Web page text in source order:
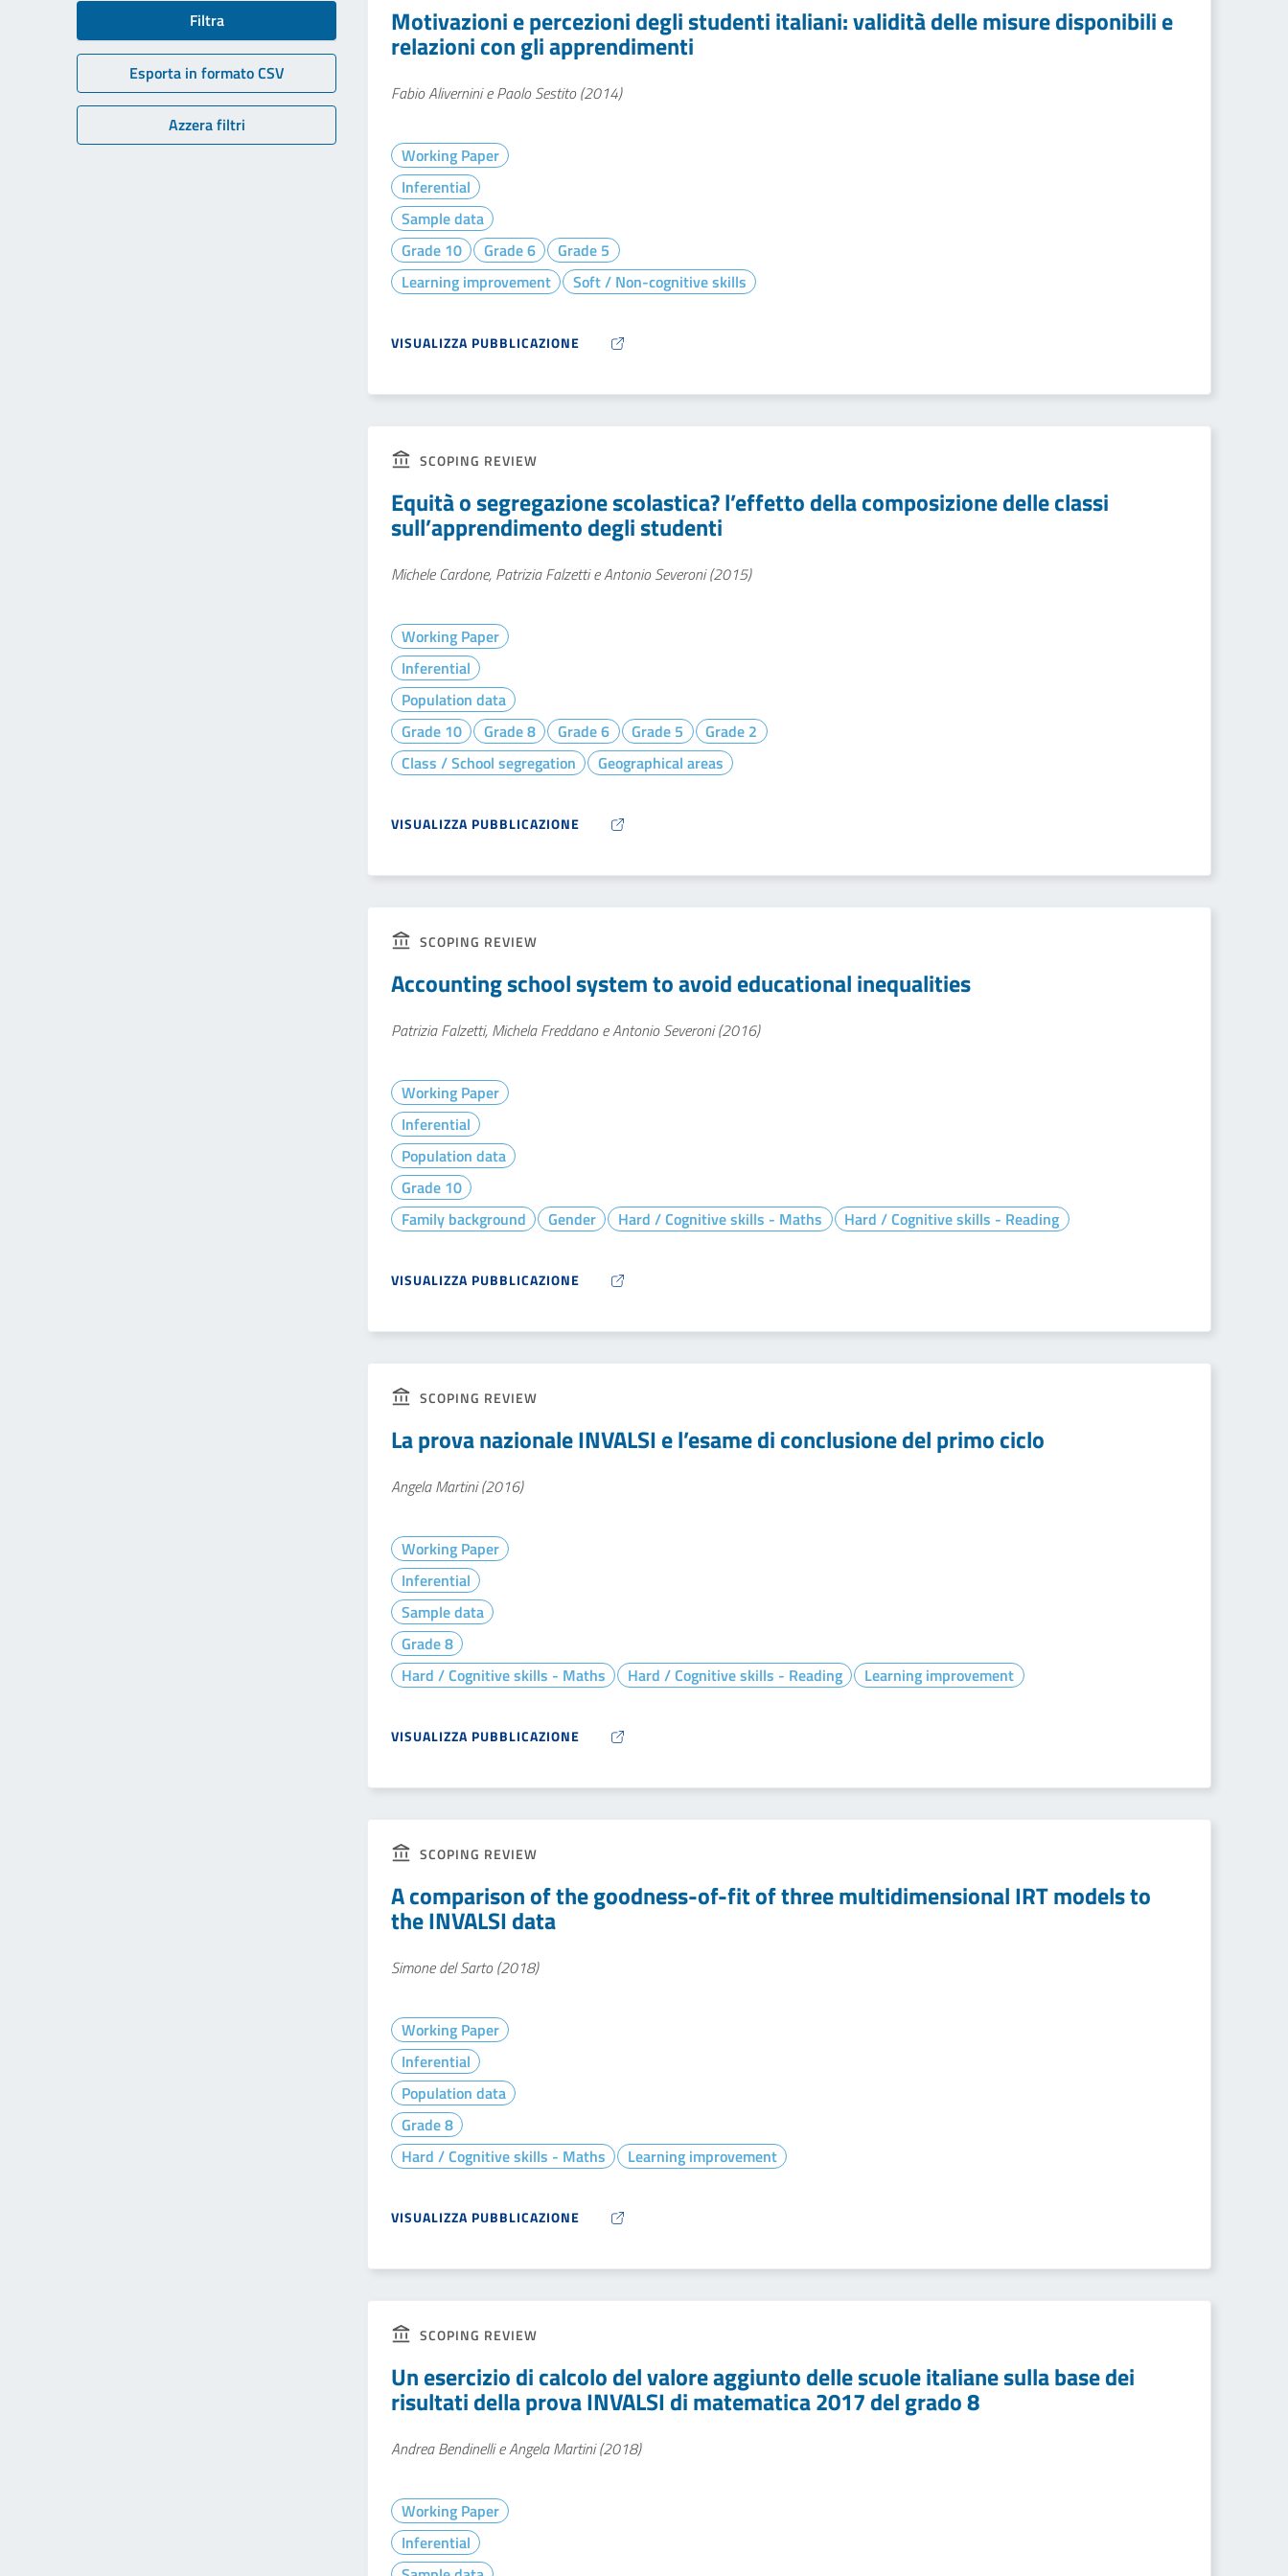
Filtra
Esporta in formato CSV
Azzera filtri
Motivazioni e percezioni degli studenti italiani: validità delle misure disponibili e
relazioni con gli apprendimenti
Fabio Alivernini e Paolo Sestito (2014)
Working Paper
Inferential
Sample data
Grade 10
Grade 6
Grade 5
Learning improvement
Soft / Non-cognitive skills
VISUALIZZA PUBBLICAZIONE
SCOPING REVIEW
Equità o segregazione scolastica? l’effetto della composizione delle classi
sull’apprendimento degli studenti
Michele Cardone, Patrizia Falzetti e Antonio Severoni (2015)
Working Paper
Inferential
Population data
Grade 10
Grade 8 Grade 6 Grade 5
Grade 2
Class / School segregation
Geographical areas
VISUALIZZA PUBBLICAZIONE
SCOPING REVIEW
Accounting school system to avoid educational inequalities
Patrizia Falzetti, Michela Freddano e Antonio Severoni (2016)
Working Paper
Inferential
Population data
Grade 10
Family background
Gender Hard / Cognitive skills - Maths Hard / Cognitive skills - Reading
VISUALIZZA PUBBLICAZIONE
SCOPING REVIEW
La prova nazionale INVALSI e l’esame di conclusione del primo ciclo
Angela Martini (2016)
Working Paper
Inferential
Sample data
Grade 8
Hard / Cognitive skills - Maths
Hard / Cognitive skills - Reading Learning improvement
VISUALIZZA PUBBLICAZIONE
SCOPING REVIEW
A comparison of the goodness-of-fit of three multidimensional IRT models to
the INVALSI data
Simone del Sarto (2018)
Working Paper
Inferential
Population data
Grade 8
Hard / Cognitive skills - Maths
Learning improvement
VISUALIZZA PUBBLICAZIONE
SCOPING REVIEW
Un esercizio di calcolo del valore aggiunto delle scuole italiane sulla base dei
risultati della prova INVALSI di matematica 2017 del grado 8
Andrea Bendinelli e Angela Martini (2018)
Working Paper
Inferential